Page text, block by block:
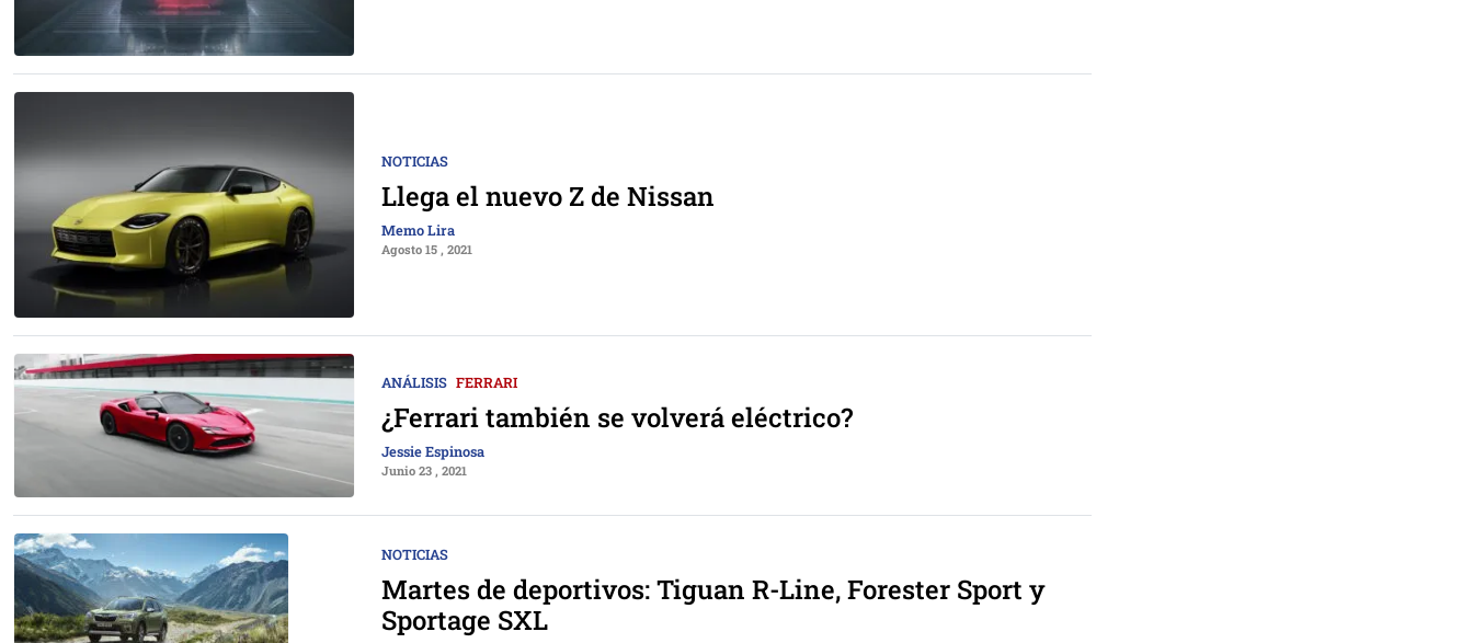
NOTICIAS
Llega el nuevo Z de Nissan
Memo Lira
Agosto 15 , 2021
ANÁLISIS FERRARI
¿Ferrari también se volverá eléctrico?
Jessie Espinosa
Junio 23 , 2021
NOTICIAS
Martes de deportivos: Tiguan R-Line, Forester Sport y
Sportage SXL